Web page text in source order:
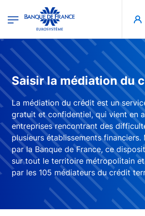
Banque de France - Menu Principal
Saisir la médiation du
La médiation du crédit est un
gratuit et confidentiel, qui vient en
entreprises rencontrant des
plusieurs établissements
par la Banque de France, ce
sur tout le territoire métropolitain
par les 105 médiateurs du crédit